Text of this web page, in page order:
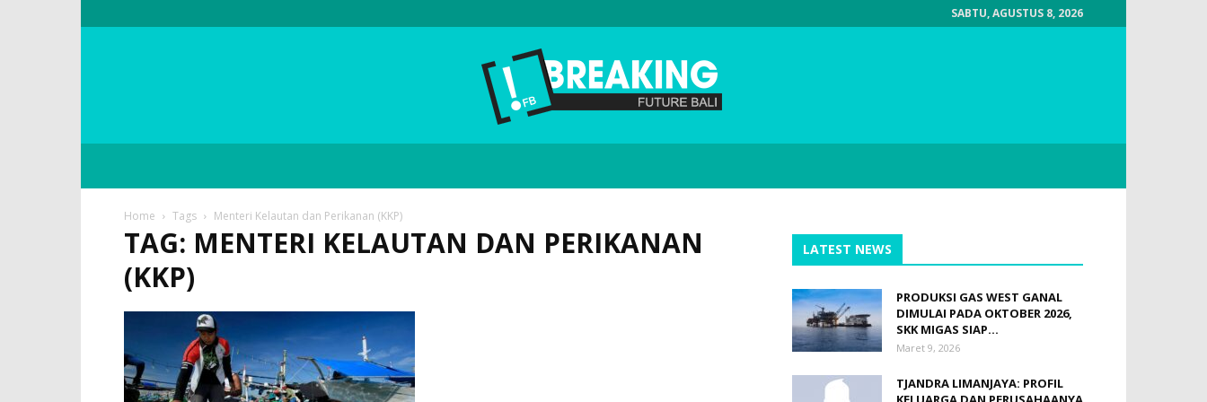
SABTU, AGUSTUS 8, 2026
Home Tags Menteri Kelautan dan Perikanan (KKP)
TAG: MENTERI KELAUTAN DAN PERIKANAN
(KKP)
LATEST NEWS
PRODUKSI GAS WEST GANAL
DIMULAI PADA OKTOBER 2026,
SKK MIGAS SIAP...
Maret 9, 2026
TJANDRA LIMANJAYA: PROFIL